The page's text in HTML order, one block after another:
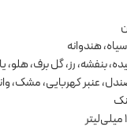
هندوانه
بنفشه، رز، گل برف،
عنبر کهربایی، مشک،